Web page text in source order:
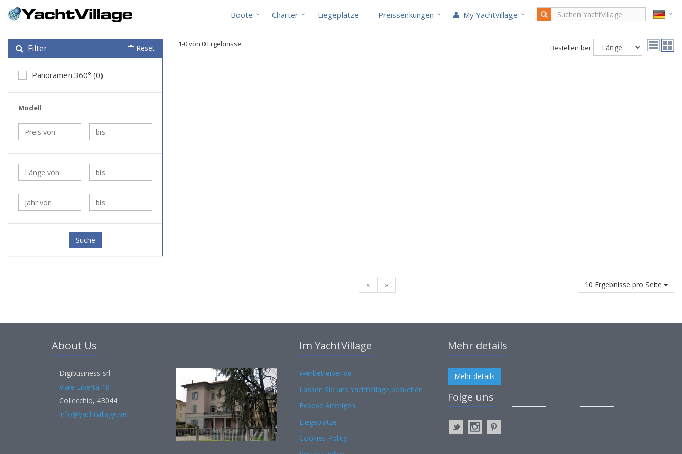
Boote Charter Liegeplätze Preissenkungen My YachtVillage
Filter Reset
Panoramen 360° (0)
Modell
Suche
1-0 von 0 Ergebnisse Bestellen bei:
« » 10 Ergebnisse pro Seite
About Us
Digibusiness srl
Viale Libertà 10
Collecchio, 43044
info@yachtvillage.net
Im YachtVillage
Werbetreibende
Lassen Sie uns YachtVillage besuchen
Expose Anzeigen
Liegeplätze
Cookies Policy
Mehr details
Mehr details
Folge uns